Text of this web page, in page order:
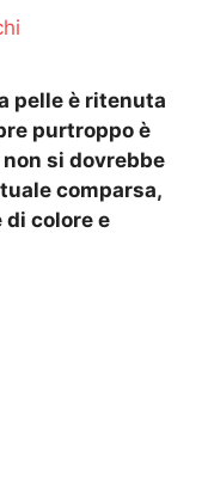
pelle è ritenuta
purtroppo è
si dovrebbe
comparsa,
colore e